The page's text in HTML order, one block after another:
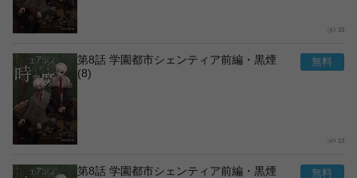
15
第8話 学園都市シェンティア前編・黒煙
(8)
13
第8話 学園都市シェンティア前編・黒煙